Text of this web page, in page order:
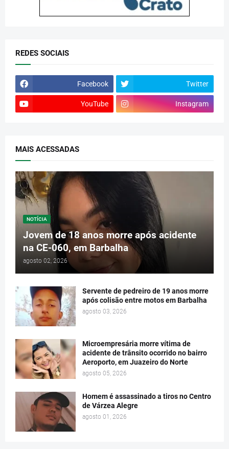
REDES SOCIAIS
Facebook Twitter
YouTube Instagram
MAIS ACESSADAS
NOTÍCIA
Jovem de 18 anos morre após acidente
na CE-060, em Barbalha
agosto 02, 2026
Servente de pedreiro de 19 anos morre
após colisão entre motos em Barbalha
agosto 03, 2026
Microempresária morre vítima de
acidente de trânsito ocorrido no bairro
Aeroporto, em Juazeiro do Norte
agosto 05, 2026
Homem é assassinado a tiros no Centro
de Várzea Alegre
agosto 01, 2026